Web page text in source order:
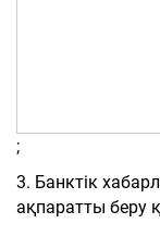
;
3. Банктік
ақпаратты беру